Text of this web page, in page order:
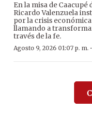
En la misa de
Ricardo Valenzuela
por la crisis
llamando a
través de la fe.
Agosto 9, 2026 01:07 p. m. ·